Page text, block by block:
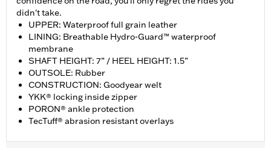
didn't take.
UPPER: Waterproof full grain leather
LINING: Breathable Hydro-Guard™ waterproof
membrane
SHAFT HEIGHT: 7” / HEEL HEIGHT: 1.5”
OUTSOLE: Rubber
CONSTRUCTION: Goodyear welt
YKK® locking inside zipper
PORON® ankle protection
TecTuff® abrasion resistant overlays